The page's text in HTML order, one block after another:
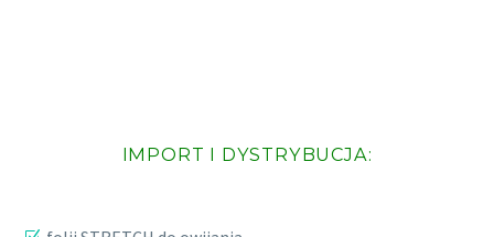
IMPORT I DYSTRYBUCJA: